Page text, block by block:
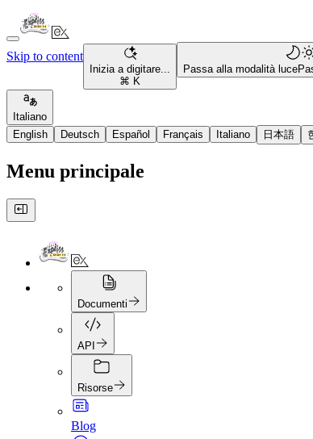
Skip to content
Inizia a digitare...
⌘ K
Passa alla modalità luce
Italiano
English
Deutsch Español Français Italiano 日本語
Menu principale
Documenti
API
Risorse
Blog